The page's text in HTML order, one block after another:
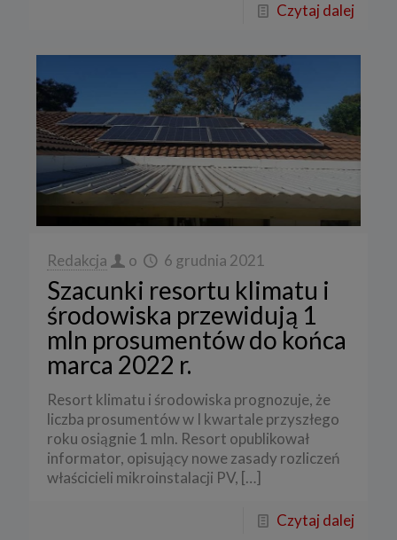
Czytaj dalej
Redakcja o 6 grudnia 2021
Szacunki resortu klimatu i
środowiska przewidują 1
mln prosumentów do końca
marca 2022 r.
Resort klimatu i środowiska prognozuje, że
liczba prosumentów w I kwartale przyszłego
roku osiągnie 1 mln. Resort opublikował
informator, opisujący nowe zasady rozliczeń
właścicieli mikroinstalacji PV, […]
Czytaj dalej